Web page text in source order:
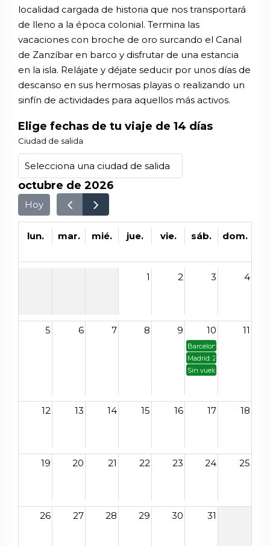
localidad cargada de historia que nos transportará
de lleno a la época colonial. Termina las
vacaciones con broche de oro surcando el Canal
de Zanzíbar en barco y disfrutar de una estancia
en la isla. Relájate y déjate seducir por unos días de
descanso en sus hermosas playas o realizando un
sinfín de actividades para aquellos más activos.
Elige fechas de tu viaje de 14 días
Ciudad de salida
octubre de 2026
Hoy
lun. mar. mié. jue. vie. sáb. dom.
1 2 3 4
5 6 7 8 9 10 11
Barcelona: 2870€
Madrid: 2870€
Sin vuelos: 2500€
12 13 14 15 16 17 18
19 20 21 22 23 24 25
26 27 28 29 30 31